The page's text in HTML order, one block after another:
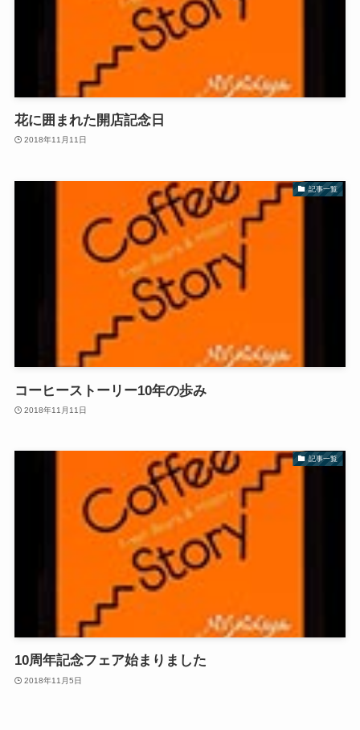
花に囲まれた開店記念日
2018年11月11日
記事一覧
コーヒーストーリー10年の歩み
2018年11月11日
記事一覧
10周年記念フェア始まりました
2018年11月5日